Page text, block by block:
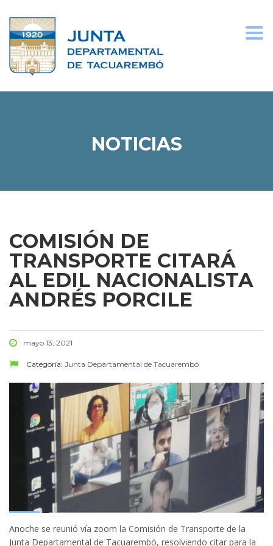
NOTICIAS
COMISIÓN DE
TRANSPORTE CITARÁ
AL EDIL NACIONALISTA
ANDRÉS PORCILE
mayo 13, 2021
Categoría: Junta Departamental de Tacuarembó
Anoche se reunió vía zoom la Comisión de Transporte de la
Junta Departamental de Tacuarembó, resolviendo citar para la